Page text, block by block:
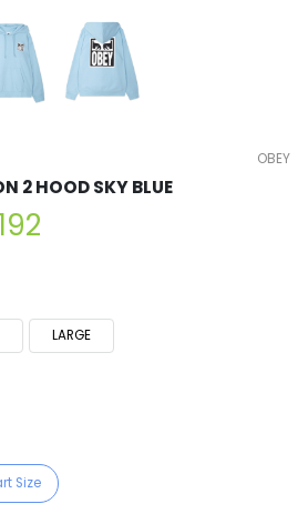
OBEY
2 HOOD SKY BLUE
LARGE
Size